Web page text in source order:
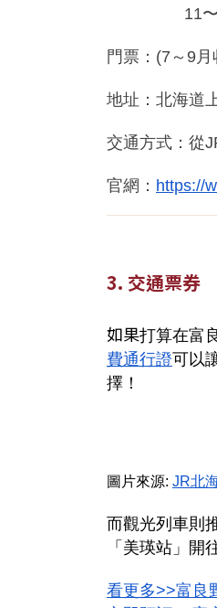
11〜12
門票：(7～9
地址：北海道
交通方式：從
官網： https://
3. 交通票券
如果打算在富
費通行證可以
擇！
圖片來源: JR北
而觀光列車則
「美瑛站」
看更多>>富良